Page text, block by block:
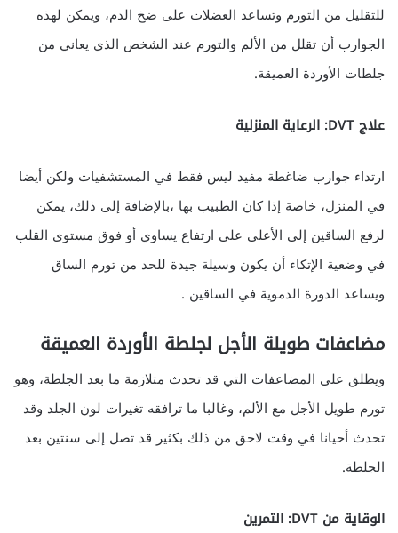
للتقليل من التورم وتساعد العضلات على ضخ الدم، ويمكن لهذه
الجوارب أن تقلل من الألم والتورم عند الشخص الذي يعاني من
جلطات الأوردة العميقة.
علاج DVT: الرعاية المنزلية
ارتداء جوارب ضاغطة مفيد ليس فقط في المستشفيات ولكن أيضا
في المنزل، خاصة إذا كان الطبيب بها ،بالإضافة إلى ذلك، يمكن
لرفع الساقين إلى الأعلى على ارتفاع يساوي أو فوق مستوى القلب
في وضعية الإتكاء أن يكون وسيلة جيدة للحد من تورم الساق
ويساعد الدورة الدموية في الساقين .
مضاعفات طويلة الأجل لجلطة الأوردة العميقة
ويطلق على المضاعفات التي قد تحدث متلازمة ما بعد الجلطة، وهو
تورم طويل الأجل مع الألم، وغالبا ما ترافقه تغيرات لون الجلد وقد
تحدث أحيانا في وقت لاحق من ذلك بكثير قد تصل إلى سنتين بعد
الجلطة.
الوقاية من DVT: التمرين